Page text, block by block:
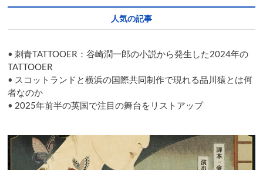
ス
き
ダ
フ
状
ル
ミ
ル
ト
ン」
０
年
の
１
人気の記事
•刺青TATTOOER：谷崎潤一郎の小説から発生した2024年の
TATTOOER
• スコットランドと横浜の国際共同制作で現れる品川猿とは何
者なのか
• 2025年前半の英国で注目の舞台をリストアップ